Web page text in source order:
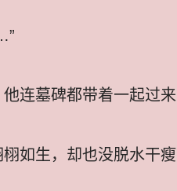
连墓碑都带着一起过
如生，却也没脱水干